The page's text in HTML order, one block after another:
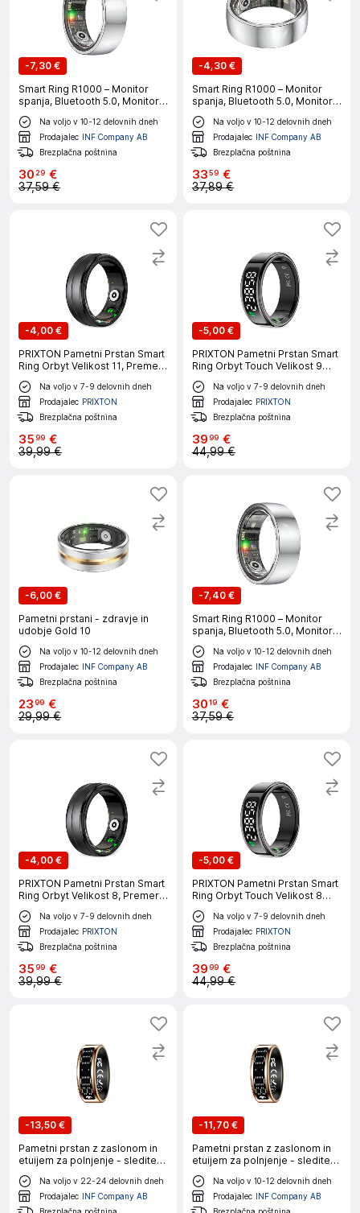
-7,30 €
Smart Ring R1000 – Monitor
spanja, Bluetooth 5.0, Monitor
kisika v krvi Silver 13
Na voljo v 10-12 delovnih dneh
Prodajalec INF Company AB
Brezplačna poštnina
30 29 €
37,59 €
-4,30 €
Smart Ring R1000 – Monitor
spanja, Bluetooth 5.0, Monitor
kisika v krvi Silver 11
Na voljo v 10-12 delovnih dneh
Prodajalec INF Company AB
Brezplačna poštnina
3359 €
37,89 €
-4,00 €
PRIXTON Pametni Prstan Smart
Ring Orbyt Velikost 11, Premer
20.8 mm, Analiza
Spanja/Merilnik Srčnega Utripa/
Števec Korakov/Kalorije,
Vodoodporen
Na voljo v 7-9 delovnih dneh
Prodajalec PRIXTON
Brezplačna poštnina
3599 €
39,99 €
-5,00 €
PRIXTON Pametni Prstan Smart
Ring Orbyt Touch Velikost 9
(19.1 mm), Dotikni Zaslon,
Analiza Spanja/Merilnik
Srčnega Utripa/Kalorije,
Vodoodporen
Na voljo v 7-9 delovnih dneh
Prodajalec PRIXTON
Brezplačna poštnina
3999 €
44,99 €
-6,00 €
Pametni prstani - zdravje in
udobje Gold 10
Na voljo v 10-12 delovnih dneh
Prodajalec INF Company AB
Brezplačna poštnina
2399 €
29,99 €
-7,40 €
Smart Ring R1000 – Monitor
spanja, Bluetooth 5.0, Monitor
kisika v krvi Silver 7
Na voljo v 10-12 delovnih dneh
Prodajalec INF Company AB
Brezplačna poštnina
3019 €
37,59 €
-4,00 €
PRIXTON Pametni Prstan Smart
Ring Orbyt Velikost 8, Premer
18.3 mm, Analiza
Spanja/Merilnik Srčnega Utripa/
Števec Korakov/Kalorije,
Vodoodporen
Na voljo v 7-9 delovnih dneh
Prodajalec PRIXTON
Brezplačna poštnina
3599 €
39,99 €
-5,00 €
PRIXTON Pametni Prstan Smart
Ring Orbyt Touch Velikost 8
(18.3 mm), Dotikni Zaslon,
Analiza Spanja/Merilnik
Srčnega Utripa/Kalorije,
Vodoodporen
Na voljo v 7-9 delovnih dneh
Prodajalec PRIXTON
Brezplačna poštnina
3999 €
44,99 €
-13,50 €
Pametni prstan z zaslonom in
etuijem za polnjenje - sledite
telesni pripravljenosti in
zdravju Gold 9
Na voljo v 22-24 delovnih dneh
Prodajalec INF Company AB
Brezplačna poštnina
-11,70 €
Pametni prstan z zaslonom in
etuijem za polnjenje - sledite
telesni pripravljenosti in
zdravju Gold 12
Na voljo v 10-12 delovnih dneh
Prodajalec INF Company AB
Brezplačna poštnina